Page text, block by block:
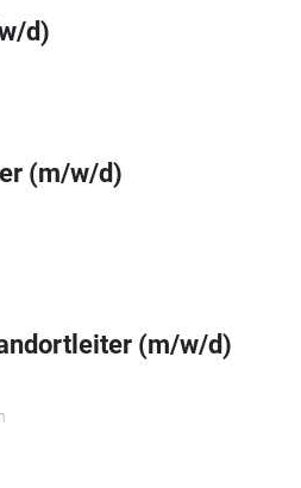
d)
(m/w/d)
(m/w/d)